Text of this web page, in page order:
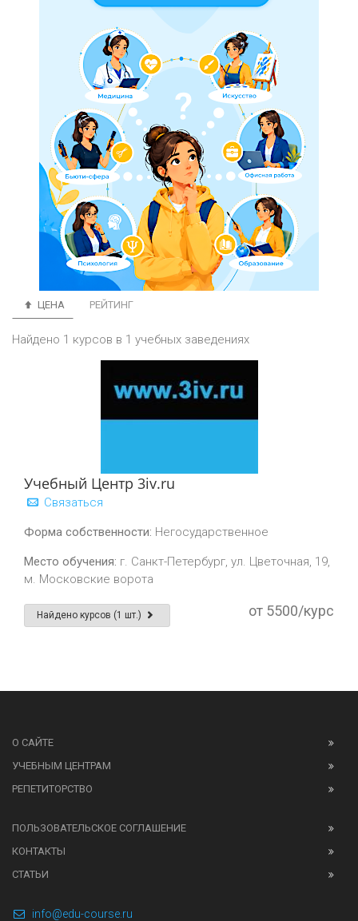
ЦЕНА РЕЙТИНГ
Найдено 1 курсов в 1 учебных заведениях
Учебный Центр 3iv.ru
Связаться
Форма собственности: Негосударственное
Место обучения: г. Санкт-Петербург, ул. Цветочная, 19,
м. Московские ворота
Найдено курсов (1 шт.) от 5500/курс
О САЙТЕ
УЧЕБНЫМ ЦЕНТРАМ
РЕПЕТИТОРСТВО
ПОЛЬЗОВАТЕЛЬСКОЕ СОГЛАШЕНИЕ
КОНТАКТЫ
СТАТЬИ
info@edu-course.ru